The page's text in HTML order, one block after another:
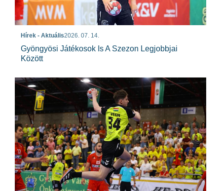
Hírek - Aktuális2026. 07. 14.
Gyöngyösi Játékosok Is A Szezon Legjobbjai
Között